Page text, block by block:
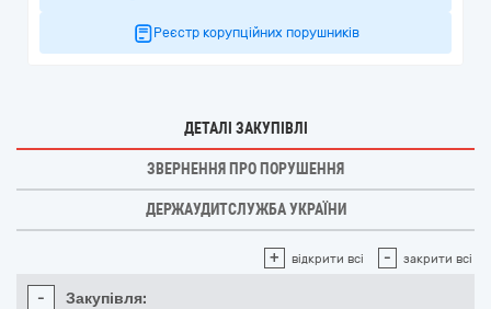
Реєстр корупційних порушників
ДЕТАЛІ ЗАКУПІВЛІ
ЗВЕРНЕННЯ ПРО ПОРУШЕННЯ
ДЕРЖАУДИТСЛУЖБА УКРАЇНИ
+ відкрити всі - закрити всі
- Закупівля: